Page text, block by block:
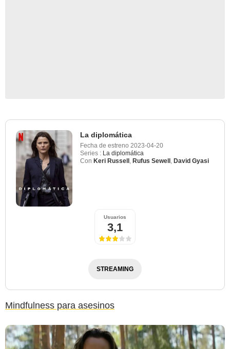
La diplomática
Fecha de estreno 2023-04-20
Series : La diplomática
Con Keri Russell, Rufus Sewell, David Gyasi
Usuarios
3,1
STREAMING
Mindfulness para asesinos